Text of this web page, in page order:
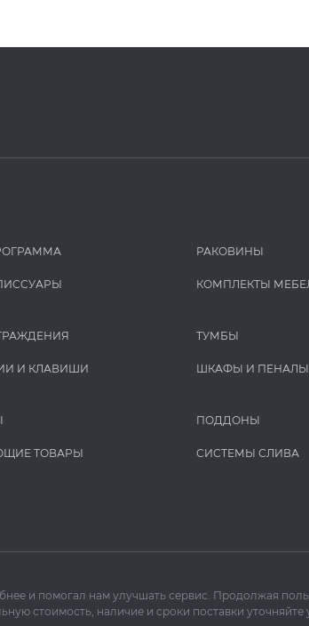
И КЛАВИШИ
ТОВАРЫ
РАКОВИНЫ
КОМПЛЕКТЫ
ТУМБЫ
ШКАФЫ И ПЕНАЛЫ
ПОДДОНЫ
СИСТЕМЫ СЛИВА
и помогал нам улучшать сервис. Продолжая
стоимость, наличие и сроки поставки уточняйте